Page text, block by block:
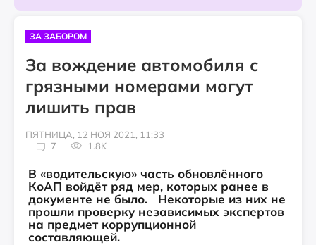
ЗА ЗАБОРОМ
За вождение автомобиля с
грязными номерами могут
лишить прав
ПЯТНИЦА, 12 НОЯ 2021, 11:33
7
1.8K
В «водительскую» часть обновлённого
КоАП войдёт ряд мер, которых ранее в
документе не было. Некоторые из них не
прошли проверку независимых экспертов
на предмет коррупционной
составляющей.